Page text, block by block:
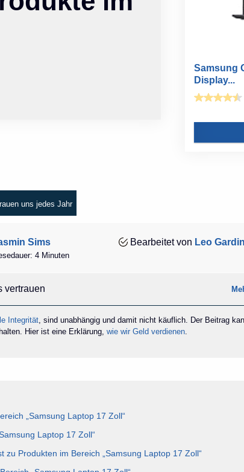
Samsung
Display...
uns jedes Jahr
Sims
4 Minuten
Bearbeitet von Leo
vertrauen
Integrität, sind unabhängig und damit nicht käuflich. Der Beitrag
Hier ist eine Erklärung,wie wir Geld verdienen.
„Samsung Laptop 17 Zoll“
Laptop 17 Zoll“
zu Produkten im Bereich „Samsung Laptop 17 Zoll“